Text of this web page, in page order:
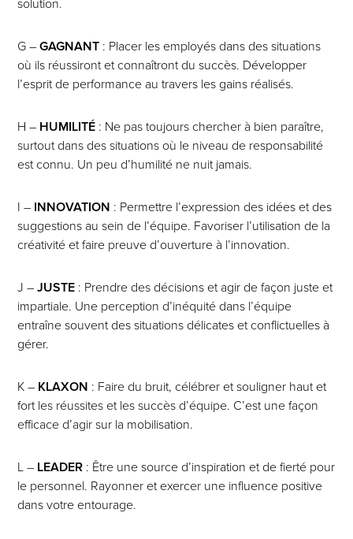
solution.
G –GAGNANT : Placer les employés dans des situations
où ils réussiront et connaîtront du succès. Développer
l’esprit de performance au travers les gains réalisés.
H – HUMILITÉ : Ne pas toujours chercher à bien paraître,
surtout dans des situations où le niveau de responsabilité
est connu. Un peu d’humilité ne nuit jamais.
I – INNOVATION : Permettre l’expression des idées et des
suggestions au sein de l’équipe. Favoriser l’utilisation de la
créativité et faire preuve d’ouverture à l’innovation.
J –JUSTE : Prendre des décisions et agir de façon juste et
impartiale. Une perception d’inéquité dans l’équipe
entraîne souvent des situations délicates et conflictuelles à
gérer.
K – KLAXON : Faire du bruit, célébrer et souligner haut et
fort les réussites et les succès d’équipe. C’est une façon
efficace d’agir sur la mobilisation.
L – LEADER : Être une source d’inspiration et de fierté pour
le personnel. Rayonner et exercer une influence positive
dans votre entourage.